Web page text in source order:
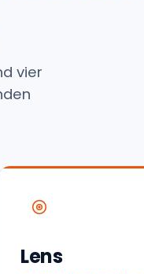
vier
Lens